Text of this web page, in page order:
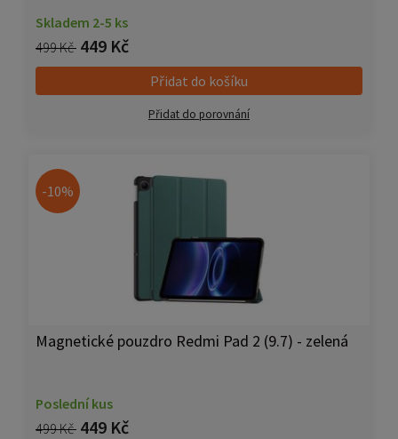
Skladem 2-5 ks
499 Kč 449 Kč
Přidat do košíku
Přidat do porovnání
-10%
Magnetické pouzdro Redmi Pad 2 (9.7) - zelená
Poslední kus
499 Kč 449 Kč